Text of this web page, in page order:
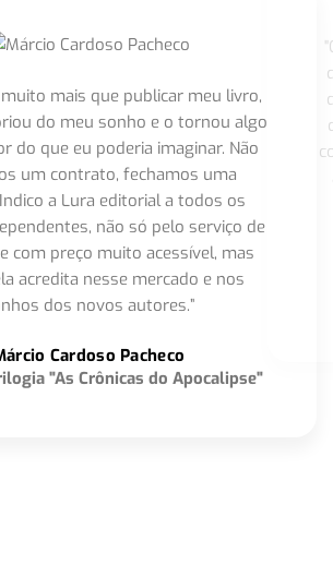
muito mais que publicar meu livro,
do meu sonho e o tornou algo
do que eu poderia imaginar. Não
um contrato, fechamos uma
a Lura editorial a todos os
não só pelo serviço de
com preço muito acessível, mas
acredita nesse mercado e nos
dos novos autores.”
Cardoso Pacheco
"As Crônicas do Apocalipse"